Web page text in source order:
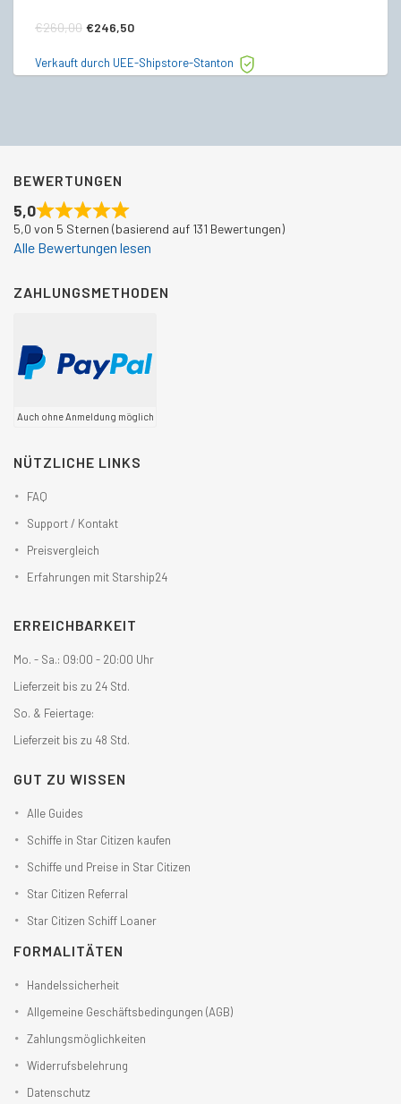
€260,00 Ursprünglicher
war:
€246,50
ist:
Verkauft durch UEE-Shipstore-Stanton
BEWERTUNGEN
5,0
5,0 von 5 Sternen (basierend auf 131 Bewertungen)
Alle Bewertungen lesen
ZAHLUNGSMETHODEN
Auch ohne Anmeldung möglich
NÜTZLICHE LINKS
FAQ
Support / Kontakt
Preisvergleich
Erfahrungen mit Starship24
ERREICHBARKEIT
Mo. - Sa.: 09:00 - 20:00 Uhr
Lieferzeit bis zu 24 Std.
So. & Feiertage:
Lieferzeit bis zu 48 Std.
GUT ZU WISSEN
Alle Guides
Schiffe in Star Citizen kaufen
Schiffe und Preise in Star Citizen
Star Citizen Referral
Star Citizen Schiff Loaner
FORMALITÄTEN
Handelssicherheit
Allgemeine Geschäftsbedingungen (AGB)
Zahlungsmöglichkeiten
Widerrufsbelehrung
Datenschutz